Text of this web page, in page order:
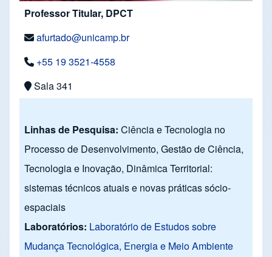
Professor Titular, DPCT
afurtado@unicamp.br
+55 19 3521-4558
Sala 341
Linhas de Pesquisa: Ciência e Tecnologia no
Processo de Desenvolvimento, Gestão de Ciência,
Tecnologia e Inovação, Dinâmica Territorial:
sistemas técnicos atuais e novas práticas sócio-
espaciais
Laboratórios: Laboratório de Estudos sobre
Mudança Tecnológica, Energia e Meio Ambiente